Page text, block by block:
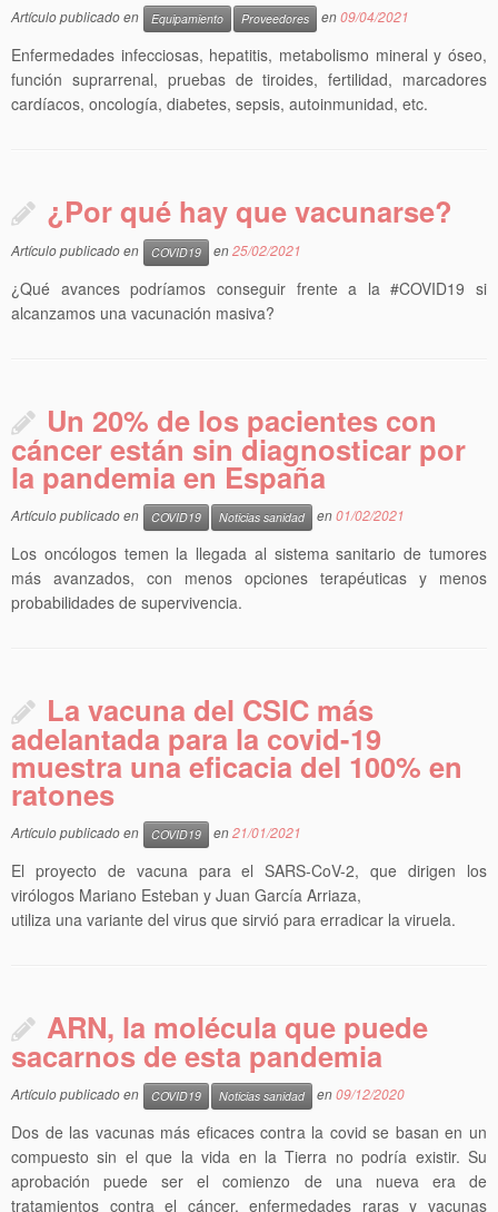
Artículo publicado en Equipamiento Proveedores en09/04/2021
Enfermedades infecciosas, hepatitis, metabolismo mineral y óseo,
función suprarrenal, pruebas de tiroides, fertilidad, marcadores
cardíacos, oncología, diabetes, sepsis, autoinmunidad, etc.
¿Por qué hay que vacunarse?
Artículo publicado en COVID19 en25/02/2021
¿Qué avances podríamos conseguir frente a la #COVID19 si
alcanzamos una vacunación masiva?
Un 20% de los pacientes con
cáncer están sin diagnosticar por
la pandemia en España
Artículo publicado en COVID19 Noticias sanidad en01/02/2021
Los oncólogos temen la llegada al sistema sanitario de tumores
más avanzados, con menos opciones terapéuticas y menos
probabilidades de supervivencia.
La vacuna del CSIC más
adelantada para la covid-19
muestra una eficacia del 100% en
ratones
Artículo publicado en COVID19 en21/01/2021
El proyecto de vacuna para el SARS-CoV-2, que dirigen los
virólogos Mariano Esteban y Juan García Arriaza,
utiliza una variante del virus que sirvió para erradicar la viruela.
ARN, la molécula que puede
sacarnos de esta pandemia
Artículo publicado en COVID19 Noticias sanidad en09/12/2020
Dos de las vacunas más eficaces contra la covid se basan en un
compuesto sin el que la vida en la Tierra no podría existir. Su
aprobación puede ser el comienzo de una nueva era de
tratamientos contra el cáncer, enfermedades raras y vacunas